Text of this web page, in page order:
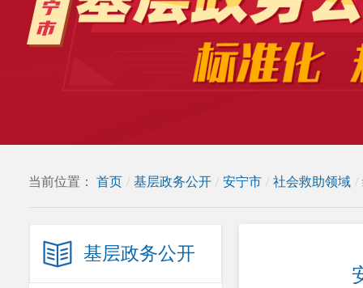
当前位置： 首页 / 基层政务公开 / 安宁市 / 社会救助领域 /
基层政务公开